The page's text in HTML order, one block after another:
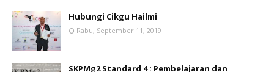
Hubungi Cikgu Hailmi
Rabu, September 11, 2019
SKPMg2 Standard 4 : Pembelajaran dan